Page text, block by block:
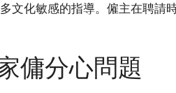
文化敏感的指導。僱主在聘請
傭分心問題